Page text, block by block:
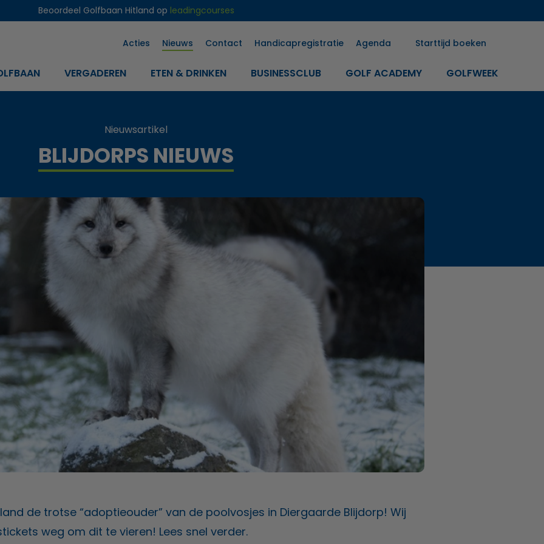
Beoordeel Golfbaan Hitland op leadingcourses
Acties Nieuws Contact Handicapregistratie Agenda Starttijd boeken
VERGADEREN ETEN & DRINKEN BUSINESSCLUB GOLF ACADEMY GOLFWEEK
Nieuwsartikel
BLIJDORPS NIEUWS
de trotse “adoptieouder” van de poolvosjes in Diergaarde Blijdorp! Wij
weg om dit te vieren! Lees snel verder.